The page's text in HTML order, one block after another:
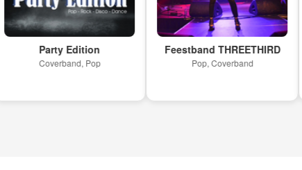
Party Edition
Coverband, Pop
Feestband THREETHIRD
Pop, Coverband